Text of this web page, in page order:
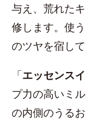
与え、荒れた
修します。使
のツヤを宿して
「エッセンス
プ力の高いミ
の内側のうる